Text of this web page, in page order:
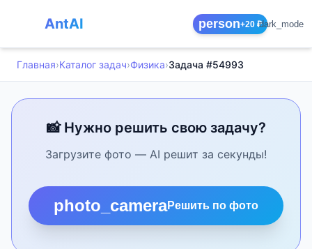
AntAI person+20 ₽dark_mode
Главная›Каталог задач›Физика›Задача #54993
📸 Нужно решить свою задачу?
Загрузите фото — AI решит за секунды!
photo_cameraРешить по фото